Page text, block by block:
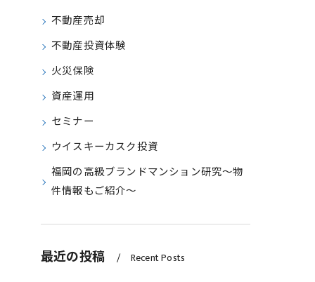
不動産売却
不動産投資体験
火災保険
資産運用
セミナー
ウイスキーカスク投資
福岡の高級ブランドマンション研究～物
件情報もご紹介～
最近の投稿 Recent Posts